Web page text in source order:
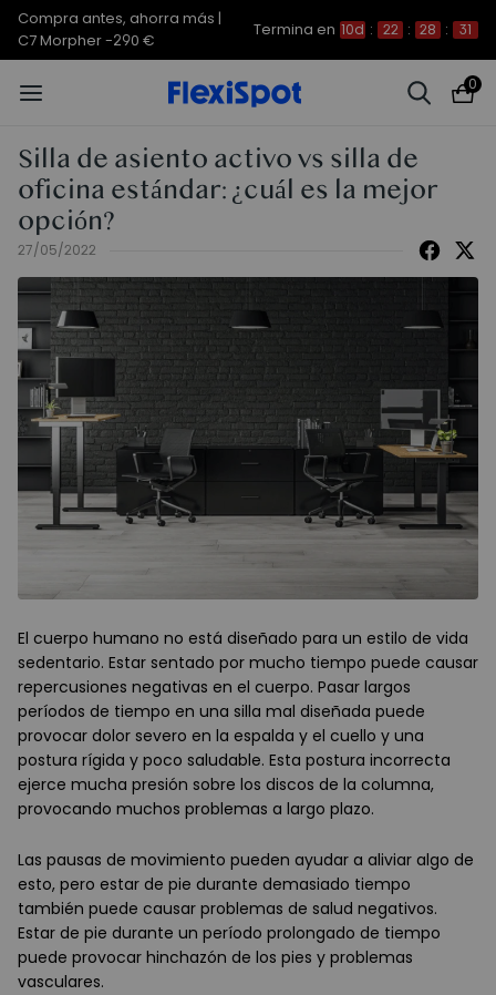
Compra antes, ahorra más | E7
Plus -200 €
0
Silla de asiento activo vs silla de
oficina estándar: ¿cuál es la mejor
opción?
27/05/2022
El cuerpo humano no está diseñado para un estilo de vida
sedentario. Estar sentado por mucho tiempo puede causar
repercusiones negativas en el cuerpo. Pasar largos
períodos de tiempo en una silla mal diseñada puede
provocar dolor severo en la espalda y el cuello y una
postura rígida y poco saludable. Esta postura incorrecta
ejerce mucha presión sobre los discos de la columna,
provocando muchos problemas a largo plazo.
Las pausas de movimiento pueden ayudar a aliviar algo de
esto, pero estar de pie durante demasiado tiempo
también puede causar problemas de salud negativos.
Estar de pie durante un período prolongado de tiempo
puede provocar hinchazón de los pies y problemas
vasculares.